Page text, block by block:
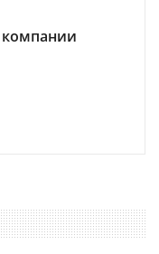
компании